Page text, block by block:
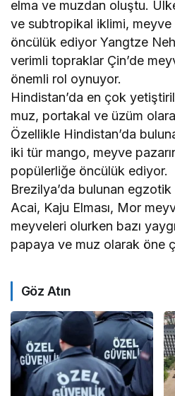
elma ve muzdan oluştu.
ve subtropikal iklimi,
öncülük ediyor Yangtze
verimli topraklar Çin’de
önemli rol oynuyor.
Hindistan’da en çok
muz, portakal ve üzüm
Özellikle Hindistan’da
iki tür mango, meyve
popülerliğe öncülük ediyor.
Brezilya’da bulunan egzotik
Acai, Kaju Elması, Mor
meyveleri olurken bazı
papaya ve muz olarak öne
Göz Atın